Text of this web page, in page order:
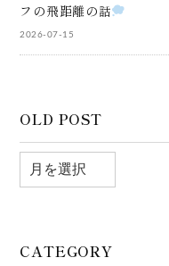
フの飛距離の話
2026-07-15
OLD POST
CATEGORY